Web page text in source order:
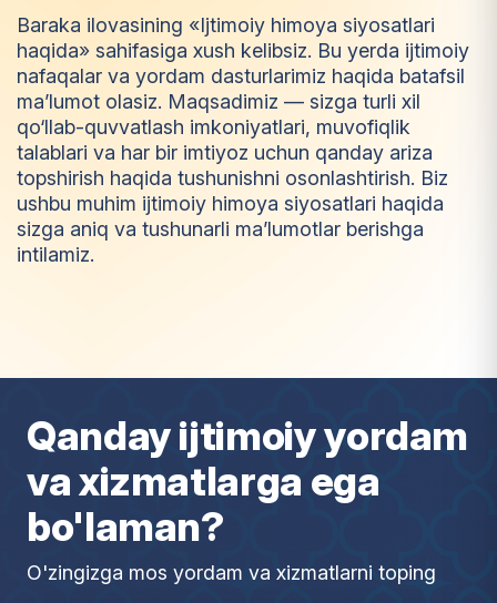
Baraka ilovasining «Ijtimoiy himoya siyosatlari
haqida» sahifasiga xush kelibsiz. Bu yerda ijtimoiy
nafaqalar va yordam dasturlarimiz haqida batafsil
ma’lumot olasiz. Maqsadimiz — sizga turli xil
qo‘llab-quvvatlash imkoniyatlari, muvofiqlik
talablari va har bir imtiyoz uchun qanday ariza
topshirish haqida tushunishni osonlashtirish. Biz
ushbu muhim ijtimoiy himoya siyosatlari haqida
sizga aniq va tushunarli ma’lumotlar berishga
intilamiz.
mtiy oz
Qanday ijtimoiy yordam
va xizmatlarga ega
bo'laman?
O'zingizga mos yordam va xizmatlarni toping